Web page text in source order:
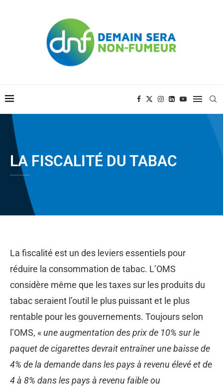
LA FISCALITÉ DU TABAC
La fiscalité est un des leviers essentiels pour
réduire la consommation de tabac. L’OMS
considère même que les taxes sur les produits du
tabac seraient l’outil le plus puissant et le plus
rentable pour les gouvernements. Toujours selon
l’OMS, «une augmentation des prix de 10% sur le
paquet de cigarettes devrait entraîner une baisse de
4% de la demande dans les pays à revenu élevé et de
4 à 8% dans les pays à revenu faible ou